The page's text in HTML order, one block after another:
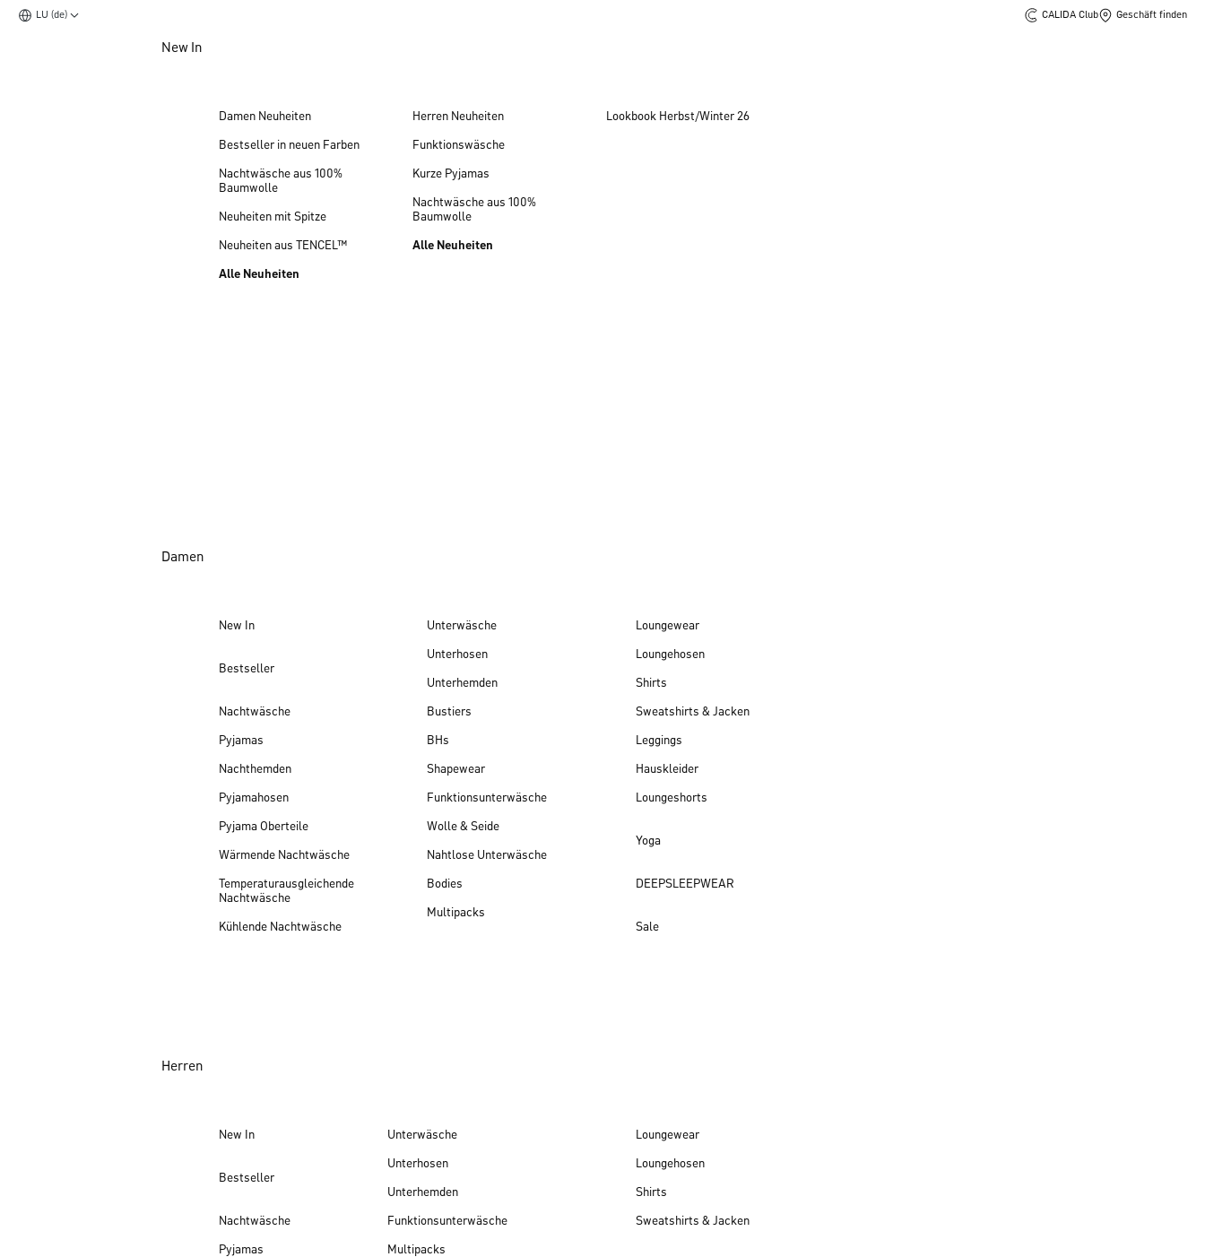
LU (de) CALIDA Club Geschäft finden
Zum Hauptinhalt springenNew In
Damen Neuheiten
Bestseller in neuen Farben
Nachtwäsche aus 100%
Baumwolle
Neuheiten mit Spitze
Neuheiten aus TENCEL™
Alle Neuheiten
Herren Neuheiten
Funktionswäsche
Kurze Pyjamas
Nachtwäsche aus 100%
Baumwolle
Alle Neuheiten
Lookbook Herbst/Winter 26
Damen
New In
Bestseller
Nachtwäsche
Pyjamas
Nachthemden
Pyjamahosen
Pyjama Oberteile
Wärmende Nachtwäsche
Temperaturausgleichende
Nachtwäsche
Kühlende Nachtwäsche
Unterwäsche
Unterhosen
Unterhemden
Bustiers
BHs
Shapewear
Funktionsunterwäsche
Wolle & Seide
Nahtlose Unterwäsche
Bodies
Multipacks
Loungewear
Loungehosen
Shirts
Sweatshirts & Jacken
Leggings
Hauskleider
Loungeshorts
Yoga
DEEPSLEEPWEAR
Sale
Herren
New In
Bestseller
Nachtwäsche
Pyjamas
Unterwäsche
Unterhosen
Unterhemden
Funktionsunterwäsche
Multipacks
Loungewear
Loungehosen
Shirts
Sweatshirts & Jacken